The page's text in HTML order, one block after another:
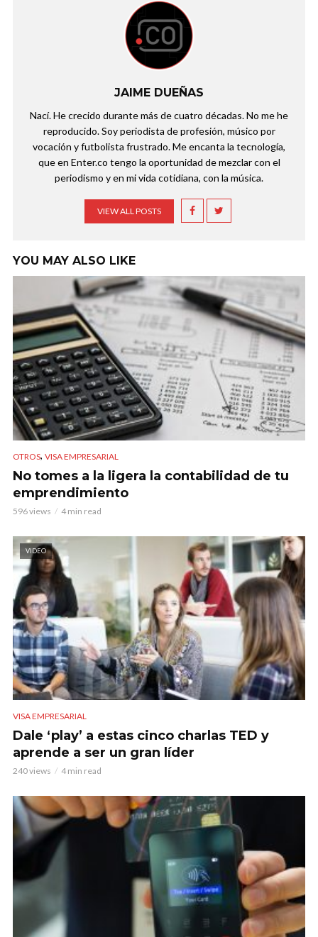
JAIME DUEÑAS
Nací. He crecido durante más de cuatro décadas. No me he
reproducido. Soy periodista de profesión, músico por
vocación y futbolista frustrado. Me encanta la tecnología,
que en Enter.co tengo la oportunidad de mezclar con el
periodismo y en mi vida cotidiana, con la música.
VIEW ALL POSTS
YOU MAY ALSO LIKE
OTROS, VISA EMPRESARIAL
No tomes a la ligera la contabilidad de tu
emprendimiento
596 views 4 min read
VIDEO
VISA EMPRESARIAL
Dale ‘play’ a estas cinco charlas TED y
aprende a ser un gran líder
240 views 4 min read